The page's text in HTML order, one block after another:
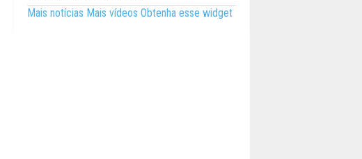
Mais notícias Mais vídeos Obtenha esse widget